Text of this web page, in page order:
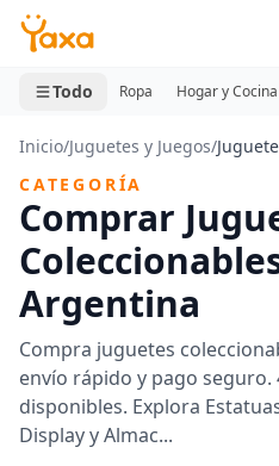
MINI CARRITO
0 productos
Todo Ropa Hogar y Cocina
Inicio/Juguetes y Juegos/
CATEGORÍA
Comprar
Argentina
Compra juguetes
envío rápido y pago
disponibles. Explora
Display y Almac...